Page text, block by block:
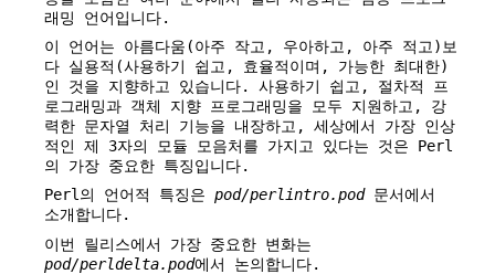
래밍 언어입니다.
이 언어는 아름다움(아주 작고, 우아하고, 아주 적고)보
다 실용적(사용하기 쉽고, 효율적이며, 가능한 최대한)
인 것을 지향하고 있습니다. 사용하기 쉽고, 절차적 프
로그래밍과 객체 지향 프로그래밍을 모두 지원하고, 강
력한 문자열 처리 기능을 내장하고, 세상에서 가장 인상
적인 제 3자의 모듈 모음처를 가지고 있다는 것은 Perl
의 가장 중요한 특징입니다.
Perl의 언어적 특징은 pod/perlintro.pod문서에서
소개합니다.
이번 릴리스에서 가장 중요한 변화는
pod/perldelta.pod에서 논의합니다.